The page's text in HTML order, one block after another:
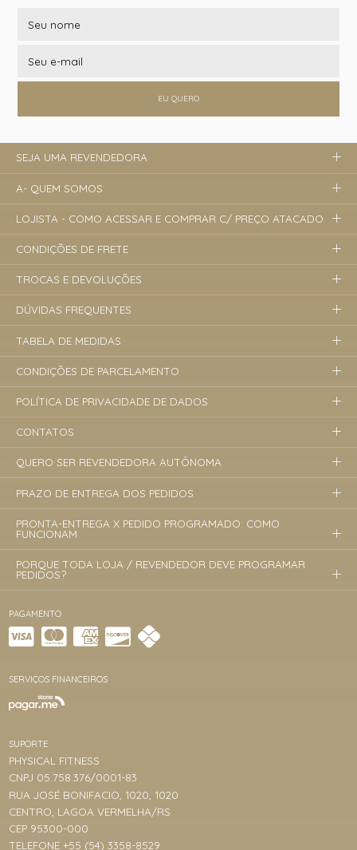
EU QUERO
PAGAMENTO
SERVIÇOS FINANCEIROS
SUPORTE
PHYSICAL FITNESS
CNPJ 05.758.376/0001-83
RUA JOSÉ BONIFACIO, 1020, 1020
CENTRO, LAGOA VERMELHA/RS
CEP 95300-000
TELEFONE +55 (54) 3358-8529
SEJA UMA REVENDEDORA
A- QUEM SOMOS
LOJISTA - COMO ACESSAR E COMPRAR C/ PREÇO ATACADO
CONDIÇÕES DE FRETE
TROCAS E DEVOLUÇÕES
DÚVIDAS FREQUENTES
TABELA DE MEDIDAS
CONDIÇÕES DE PARCELAMENTO
POLÍTICA DE PRIVACIDADE DE DADOS
CONTATOS
QUERO SER REVENDEDORA AUTÔNOMA
PRAZO DE ENTREGA DOS PEDIDOS
PRONTA-ENTREGA X PEDIDO PROGRAMADO: COMO
FUNCIONAM
PORQUE TODA LOJA / REVENDEDOR DEVE PROGRAMAR
PEDIDOS?